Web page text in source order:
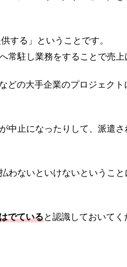
する」ということです。
常駐し業務をすることで売上
どの大手企業のプロジェクト
中止になったりして、派遣
わないといけないというこ
でていると認識しておいてく